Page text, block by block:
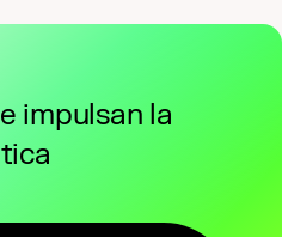
impulsan la